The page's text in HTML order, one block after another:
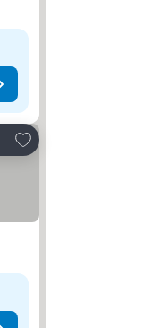
Dodati u favorite